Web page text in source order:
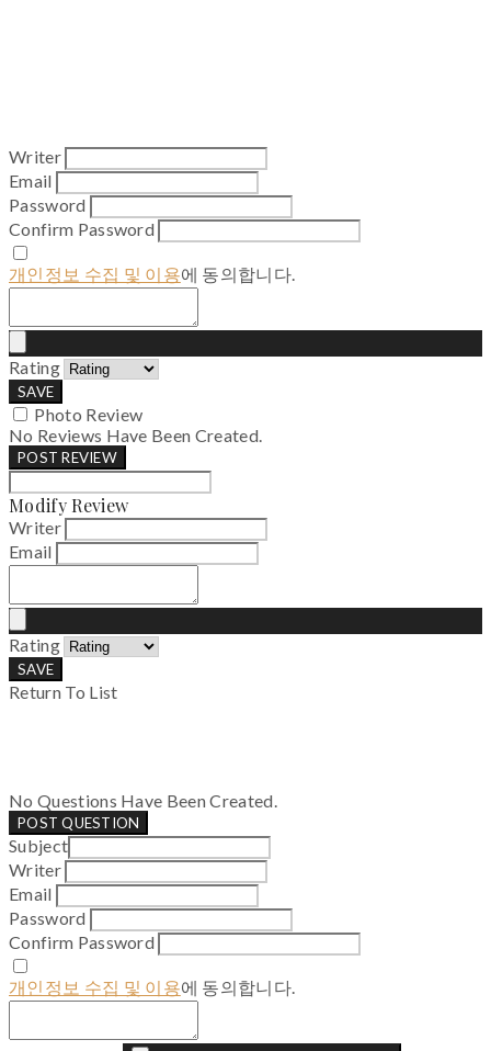
Writer
Email
Password
Confirm Password
개인정보 수집 및 이용에 동의합니다.
Rating
SAVE
Photo Review
No Reviews Have Been Created.
POST REVIEW
Modify Review
Writer
Email
Rating
SAVE
Return To List
No Questions Have Been Created.
POST QUESTION
Subject
Writer
Email
Password
Confirm Password
개인정보 수집 및 이용에 동의합니다.